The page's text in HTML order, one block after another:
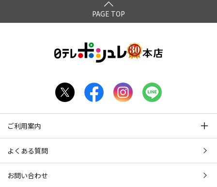
PAGE TOP
ご利用案内
よくある質問
お問い合わせ